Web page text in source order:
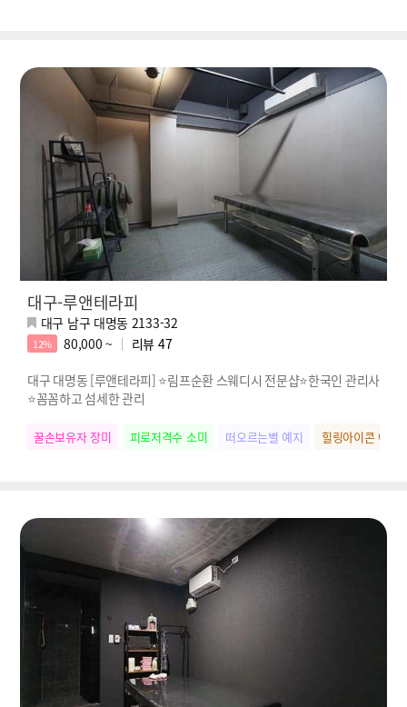
대구-루앤테라피
대구 남구 대명동 2133-32
12% 80,000 ~ 리뷰 47
대구 대명동 [루앤테라피] ⭐림프순환 스웨디시 전문샵⭐한국인 관리사
⭐꼼꼼하고 섬세한 관리
꿀손보유자 장미 피로저격수 소미 떠오르는별 예지 힐링아이콘 아영